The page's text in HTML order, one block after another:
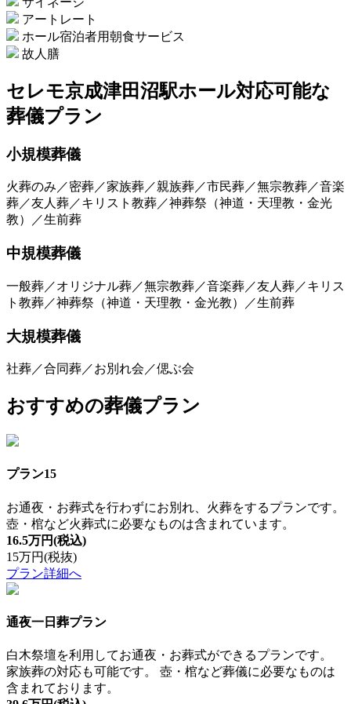
アートレート
ホール宿泊者用朝食サービス
故人膳
セレモ京成津田沼駅ホール対応可能な
葬儀プラン
小規模葬儀
火葬のみ／密葬／家族葬／親族葬／市民葬／無宗教葬／音楽
葬／友人葬／キリスト教葬／神葬祭（神道・天理教・金光
教）／生前葬
中規模葬儀
一般葬／オリジナル葬／無宗教葬／音楽葬／友人葬／キリス
ト教葬／神葬祭（神道・天理教・金光教）／生前葬
大規模葬儀
社葬／合同葬／お別れ会／偲ぶ会
おすすめの葬儀プラン
プラン15
お通夜・お葬式を行わずにお別れ、火葬をするプランです。
壺・棺など火葬式に必要なものは含まれています。
16.5万円(税込)
15万円(税抜)
プラン詳細へ
通夜一日葬プラン
白木祭壇を利用してお通夜・お葬式ができるプランです。
家族葬の対応も可能です。 壺・棺など葬儀に必要なものは
含まれております。